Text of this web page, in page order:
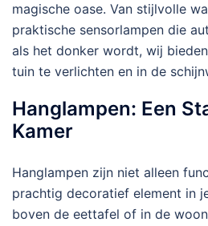
magische oase. Van stijlvolle
praktische sensorlampen die
als het donker wordt, wij
tuin te verlichten en in de
Hanglampen: Een
Kamer
Hanglampen zijn niet alleen
prachtig decoratief element in
boven de eettafel of in de